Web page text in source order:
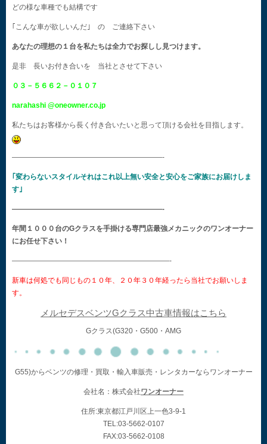
どの様な車種でも結構です
｢こんな車が欲しいんだ｣ の ご連絡下さい
あなたの理想の１台を私たちは全力でお探しし見つけます。
是非 長いお付き合いを 当社とさせて下さい
０３－５６６２－０１０７
narahashi @oneowner.co.jp
私たちはお客様から長く付き合いたいと思って頂ける会社を目指します。
—————————————————————-
｢変わらないスタイルそれはこれ以上無い安全と安心をご家族にお届けしま
す｣
—————————————————————-
年間１０００台のGクラスを手掛ける専門店最強メカニックのワンオーナー
にお任せ下さい！
——————————————————————-
新車は何処でも同じもの１０年、２０年３０年経ったら当社でお願いしま
す。
メルセデスベンツGクラス中古車情報はこちら
Gクラス(G320・G500・AMG
G55)からベンツの修理・買取・輸入車販売・レンタカーならワンオーナー
会社名：株式会社ワンオーナー
住所:東京都江戸川区上一色3-9-1
TEL:03-5662-0107
FAX:03-5662-0108